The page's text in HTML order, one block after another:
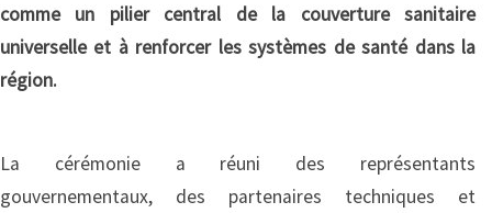
comme un pilier central de la couverture sanitaire
universelle et à renforcer les systèmes de santé dans la
région.
La cérémonie a réuni des représentants
gouvernementaux, des partenaires techniques et